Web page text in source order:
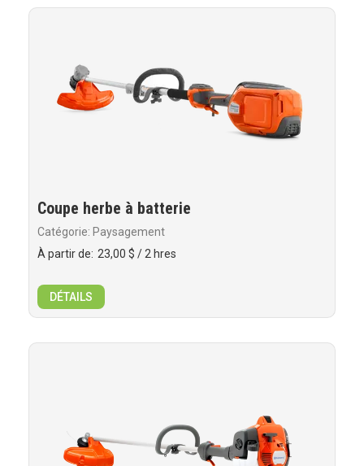
Coupe herbe à batterie
Catégorie: Paysagement
À partir de: 23,00 $ / 2 hres
DÉTAILS